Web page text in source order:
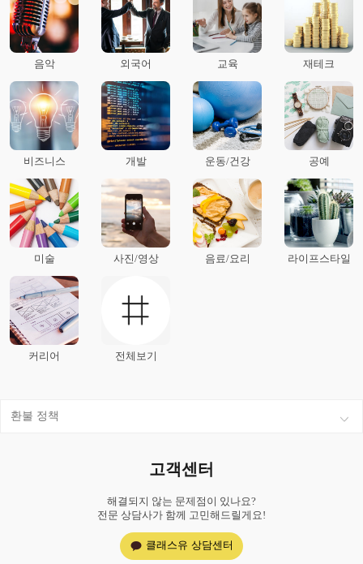
음악 외국어 교육 재테크
비즈니스 개발 운동/건강 공예
미술 사진/영상 음료/요리 라이프스타일
커리어 전체보기
환불 정책
고객센터
해결되지 않는 문제점이 있나요?
전문 상담사가 함께 고민해드릴게요!
클래스유 상담센터